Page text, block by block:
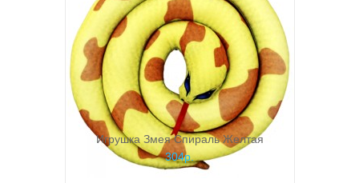
Игрушка Змея Спираль Желтая
304р.